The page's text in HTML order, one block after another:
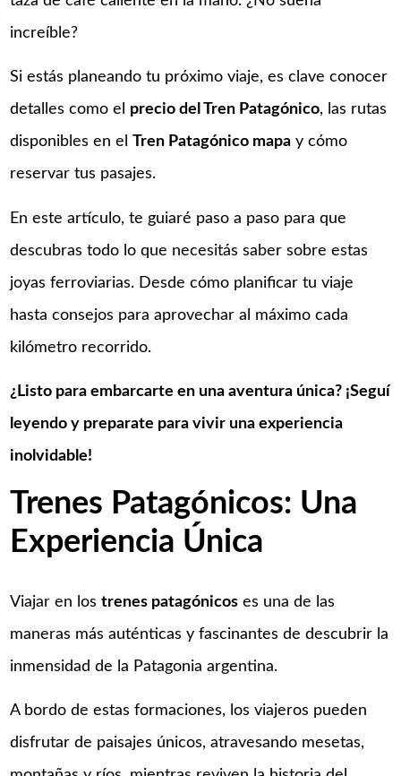
increíble?
Si estás planeando tu próximo viaje, es clave conocer
detalles como el precio del Tren Patagónico, las rutas
disponibles en elTren Patagónico mapa y cómo
reservar tus pasajes.
En este artículo, te guiaré paso a paso para que
descubras todo lo que necesitás saber sobre estas
joyas ferroviarias. Desde cómo planificar tu viaje
hasta consejos para aprovechar al máximo cada
kilómetro recorrido.
¿Listo para embarcarte en una aventura única? ¡Seguí
leyendo y preparate para vivir una experiencia
inolvidable!
Trenes Patagónicos: Una
Experiencia Única
Viajar en lostrenes patagónicos es una de las
maneras más auténticas y fascinantes de descubrir la
inmensidad de la Patagonia argentina.
A bordo de estas formaciones, los viajeros pueden
disfrutar de paisajes únicos, atravesando mesetas,